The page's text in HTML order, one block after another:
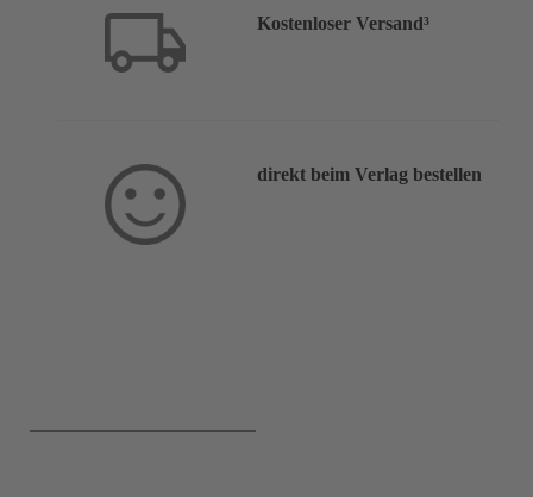
Kostenloser Versand³
direkt beim Verlag bestellen